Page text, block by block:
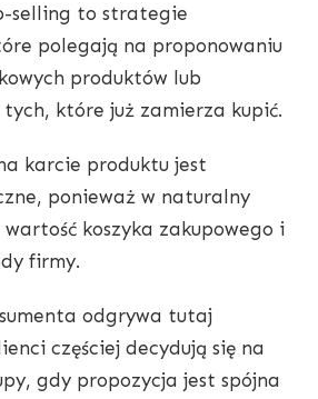
selling to strategie
polegają na proponowaniu
produktów lub
tych, które już zamierza kupić.
karcie produktu jest
ponieważ w naturalny
wartość koszyka zakupowego i
firmy.
odgrywa tutaj
częściej decydują się na
gdy propozycja jest spójna